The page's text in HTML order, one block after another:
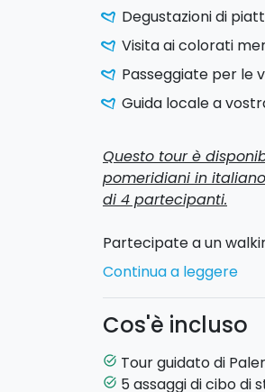
Degustazioni di
Visita ai colorati
Passeggiate per le
Guida locale a
Questo tour è
pomeridiani in
di 4 partecipanti.
Partecipate a un
piazze storiche della
degusterete il miglior
Non tutti sanno che
street food
Questo tour non è
Continua a leggere
Cos'è incluso
task_alt Tour guidato di
task_alt 5 assaggi di cibo di